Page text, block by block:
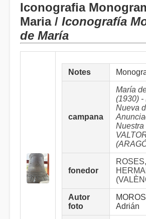
Iconografia
Maria / Iconografía
de María
Notes
campana
María
(1930) -
Nueva
Nuestra
fonedor
ROSES,
Autor
foto
Adrián